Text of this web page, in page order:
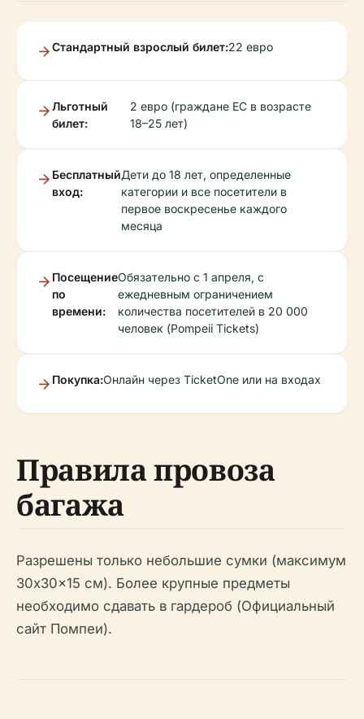
Стандартный взрослый билет:22 евро
Льготный
билет:
2 евро (граждане ЕС в возрасте
18–25 лет)
Бесплатный
вход:
Дети до 18 лет, определенные
категории и все посетители в
первое воскресенье каждого
месяца
Посещение
по
времени:
Обязательно с 1 апреля, с
ежедневным ограничением
количества посетителей в 20 000
человек (Pompeii Tickets)
Покупка:Онлайн через TicketOne или на входах
Правила провоза
багажа
Разрешены только небольшие сумки (максимум
30x30x15 см). Более крупные предметы
необходимо сдавать в гардероб (Официальный
сайт Помпеи).